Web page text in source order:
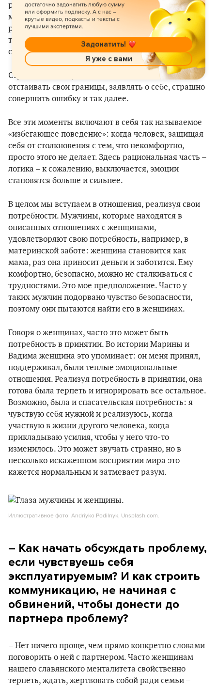
решения проблем. Высока вероятность, что такую
модель поведения человек видел в своей
родительской семье и скопировал ее: например,
такое вот инфантильное, безучастное отношение к
семейной жизни своего отца.
Страхи тоже могут быть разными: страшно
отстаивать свои границы, заявлять о себе, страшно
совершить ошибку и так далее.
Все эти моменты включают в себя так называемое
«избегающее поведение»: когда человек, защищая
себя от столкновения с тем, что некомфортно,
просто этого не делает. Здесь рациональная часть –
логика – к сожалению, выключается, эмоции
становятся больше и сильнее.
В целом мы вступаем в отношения, реализуя свои
потребности. Мужчины, которые находятся в
описанных отношениях с женщинами,
удовлетворяют свою потребность, например, в
материнской заботе: женщина становится как
мама, раз она приносит деньги и заботится. Ему
комфортно, безопасно, можно не сталкиваться с
трудностями. Это мое предположение. Часто у
таких мужчин подорвано чувство безопасности,
поэтому они пытаются найти его в женщинах.
Говоря о женщинах, часто это может быть
потребность в принятии. Во истории Марины и
Вадима женщина это упоминает: он меня принял,
поддерживал, были теплые эмоциональные
отношения. Реализуя потребность в принятии, она
готова была терпеть и игнорировать все остальное.
Возможно, была и спасательская потребность: я
чувствую себя нужной и реализуюсь, когда
участвую в жизни другого человека, когда
прикладываю усилия, чтобы у него что-то
изменилось. Это может звучать странно, но в
несколько искаженном восприятии мира это
кажется нормальным и затмевает разум.
Иллюстративное фото: Andriyko Podilnyk, Unsplash.com.
– Как начать обсуждать проблему,
если чувствуешь себя
эксплуатируемым? И как строить
коммуникацию, не начиная с
обвинений, чтобы донести до
партнера проблему?
– Нет ничего проще, чем прямо конкретно словами
поговорить о ней с партнером. Часто женщинам
нашего славянского менталитета свойственно
терпеть, ждать, жертвовать собой ради семьи –
достаточно задонатить любую сумму
или оформить подписку. А с нас –
крутые видео, подкасты и тексты с
лучшими экспертами.
Задонатить!
Я уже с вами